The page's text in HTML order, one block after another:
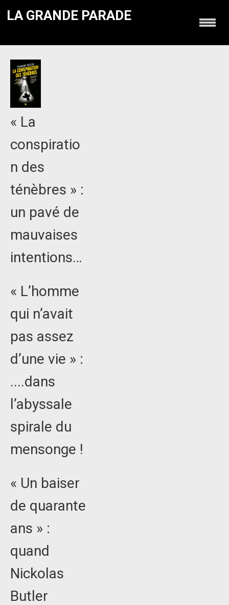
LA GRANDE PARADE
« La
conspiratio
n des
ténèbres » :
un pavé de
mauvaises
intentions…
« L’homme
qui n’avait
pas assez
d’une vie » :
....dans
l’abyssale
spirale du
mensonge !
« Un baiser
de quarante
ans » :
quand
Nickolas
Butler